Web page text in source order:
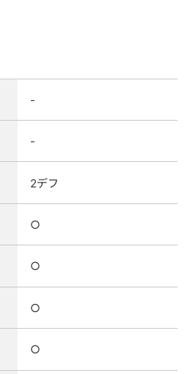
-
-
2デフ
○
○
○
○